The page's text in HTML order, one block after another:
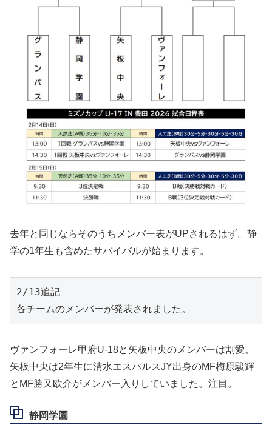
去年と同じならそのうちメンバー表がUPされるはず。静
学の1年生も含めたサバイバルが始まります。
2/13追記
各チームのメンバーが発表されました。
ヴァンフォーレ甲府U-18と矢板中央のメンバーは割愛。
矢板中央は2年生に清水エスパルスJY出身のMF梅原駿輝
とMF勝又欧介がメンバー入りしていました。注目。
静岡学園